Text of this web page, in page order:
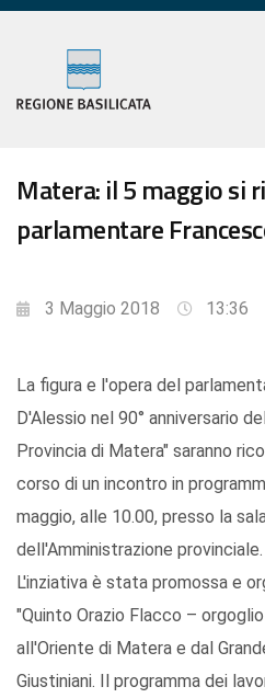
Matera: il 5 maggio si
parlamentare
3 Maggio 2018 13:36
La figura e l'opera del
D'Alessio nel 90° anniversario
Provincia di Matera" saranno
corso di un incontro in
maggio, alle 10.00, presso la
dell'Amministrazione provinciale.
L'inziativa è stata promossa e
"Quinto Orazio Flacco –
all'Oriente di Matera e dal
Giustiniani. Il programma dei